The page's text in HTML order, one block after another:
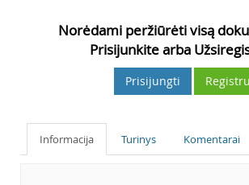
Norėdami peržiūrėti visą
Prisijunkite arba
Prisijungti
Informacija Turinys Komentarai